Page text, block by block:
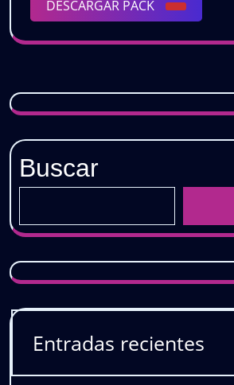
Gratis
DESCARGAR PACK
PACK
Buscar
Entradas recientes